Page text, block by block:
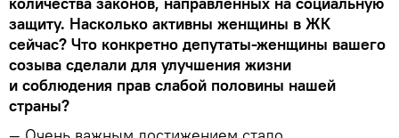
защиту. Насколько активны женщины в ЖК
сейчас? Что конкретно депутаты-женщины вашего
созыва сделали для улучшения жизни
и соблюдения прав слабой половины нашей
страны?